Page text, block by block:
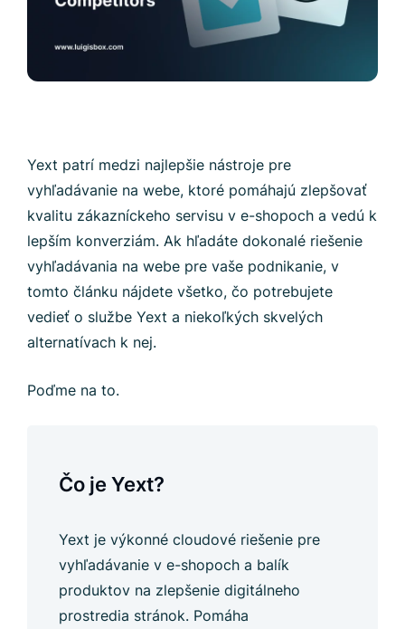
Yext patrí medzi najlepšie nástroje pre
vyhľadávanie na webe, ktoré pomáhajú zlepšovať
kvalitu zákazníckeho servisu v e-shopoch a vedú k
lepším konverziám. Ak hľadáte dokonalé riešenie
vyhľadávania na webe pre vaše podnikanie, v
tomto článku nájdete všetko, čo potrebujete
vedieť o službe Yext a niekoľkých skvelých
alternatívach k nej.
Poďme na to.
Čo je Yext?
Yext je výkonné cloudové riešenie pre
vyhľadávanie v e-shopoch a balík
produktov na zlepšenie digitálneho
prostredia stránok. Pomáha